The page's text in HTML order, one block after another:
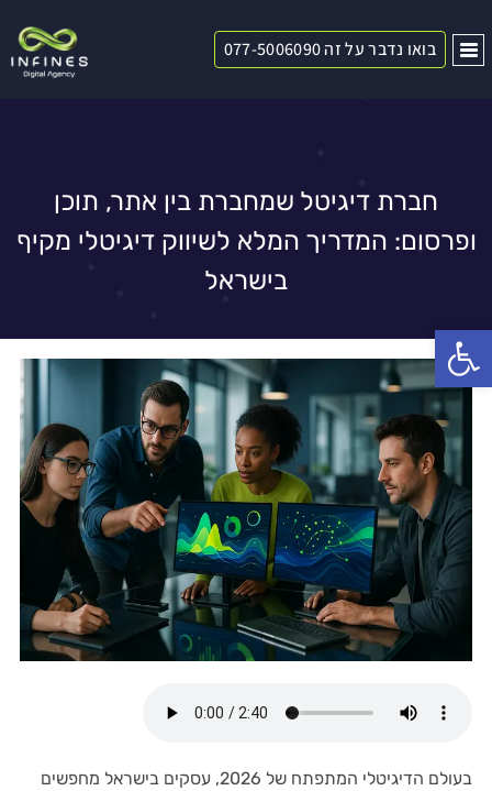
פתח סרגל נגישות
בואו נדבר על זה 077-5006090
חברת דיגיטל שמחברת בין אתר, תוכן
ופרסום: המדריך המלא לשיווק דיגיטלי מקיף
בישראל
בעולם הדיגיטלי המתפתח של 2026, עסקים בישראל מחפשים